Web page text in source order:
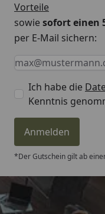
Vorteile
sowiesofort einen
per E-Mail sichern:
Keine Eingabe
Eingabe erforderlich
E-Mail *
Ich habe die
Kenntnis
Anmelden
*Der Gutschein gilt ab